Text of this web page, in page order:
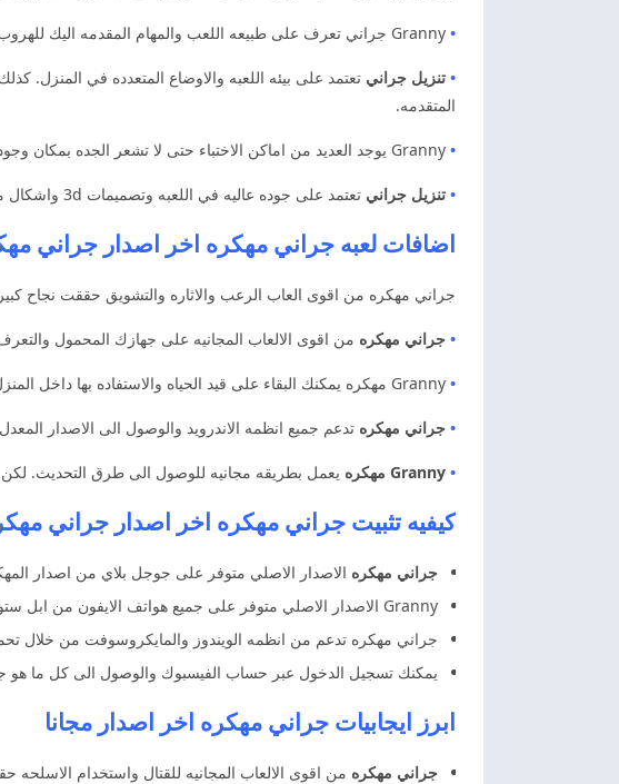
•
• تنزيل جراني تعتمد على بيئه اللعبه والاوضاع المتعدده في المنزل.
المتقدمه.
•
• تنزيل جراني تعتمد على جوده عاليه في اللعبه وتصميمات 3d واشكال مرعبه. كذلك تمنحك الاستمرار للعب لساعات طويله من اقوى العاب المعارك المرعبه.
اضافات لعبه جراني مهكره اخر اصدار جراني
جراني مهكره من اقوى العاب الرعب والاثاره والتشويق حققت نجاح
• جراني مهكره من اقوى الالعاب المجانيه على جهازك المحمول
•
• جراني مهكره تدعم جميع انظمه الاندرويد والوصول الى الاصدار
• Granny مهكره يعمل بطريقه مجانيه للوصول الى طرق التحديث.
كيفيه تثبيت جراني مهكره اخر اصدار جراني
جراني مهكره الاصدار الاصلي متوفر على جوجل بلاي من اصدار
Granny الاصدار الاصلي متوفر على جميع هواتف الايفون من ابل ستور والتثبيت مجانا.
جراني مهكره تدعم من انظمه الويندوز والمايكروسوفت من خلال
يمكنك تسجيل الدخول عبر حساب الفيسبوك والوصول الى كل ما
ابرز ايجابيات جراني مهكره اخر اصدار مجانا
جراني مهكره من اقوى الالعاب المجانيه للقتال واستخدام الاسلحه